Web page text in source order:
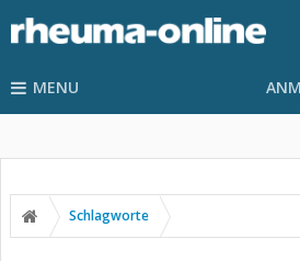
MENU
Schlagworte